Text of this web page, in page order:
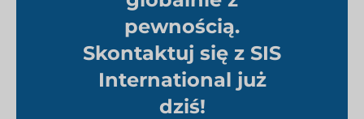
pewnością.
Skontaktuj się z SIS
International już
dziś!